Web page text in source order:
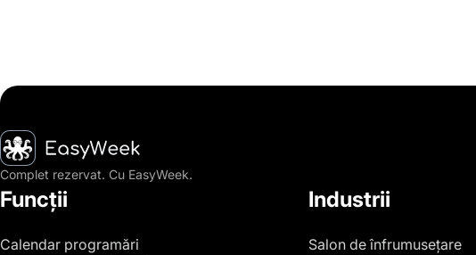
Pagina principală
Complet rezervat. Cu EasyWeek.
Funcții
Calendar programări
Industrii
Salon de înfrumusețare